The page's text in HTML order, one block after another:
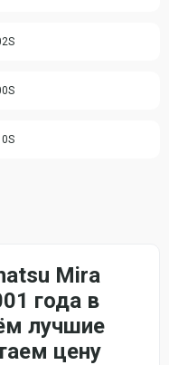
Mira
года в
лучшие
цену